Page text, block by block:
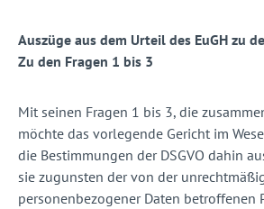
Auszüge aus dem Urteil des EuGH zu
Zu den Fragen 1 bis 3
Mit seinen Fragen 1 bis 3, die
möchte das vorlegende Gericht im
die Bestimmungen der DSGVO dahin
sie zugunsten der von der
personenbezogener Daten betroffenen